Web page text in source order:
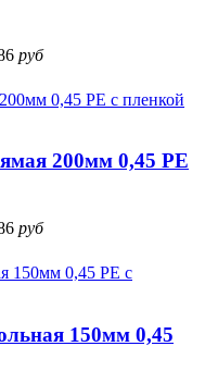
руб
200мм 0,45 PE
руб
150мм 0,45